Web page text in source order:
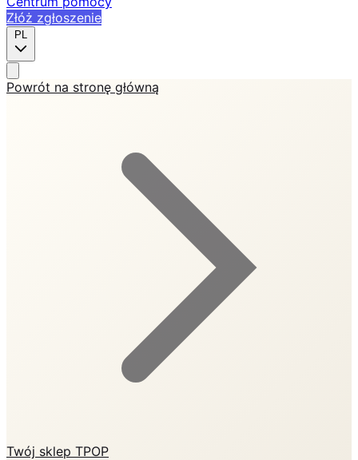
Złóż zgłoszenie
PL
Powrót na stronę główną
Twój sklep TPOP